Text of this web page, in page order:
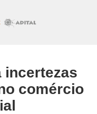
incertezas
comércio